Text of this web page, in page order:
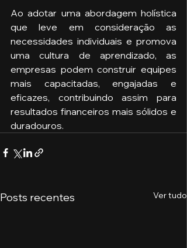
Ao adotar uma abordagem holística
que leve em consideração as
necessidades individuais e promova
uma cultura de aprendizado, as
empresas podem construir equipes
mais capacitadas, engajadas e
eficazes, contribuindo assim para
resultados financeiros mais sólidos e
duradouros.
Posts recentes Ver tudo